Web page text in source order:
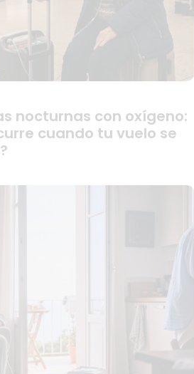
nocturnas con oxígeno:
cuando tu vuelo se